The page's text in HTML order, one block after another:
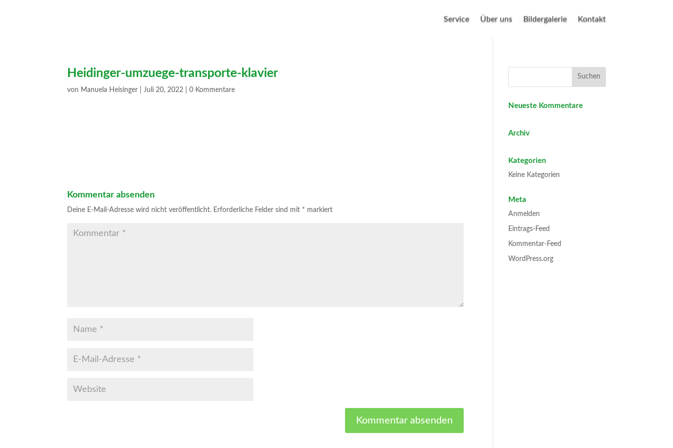
Service Über uns Bildergalerie Kontakt
Heidinger-umzuege-transporte-klavier
von Manuela Heisinger |Juli 20, 2022 |0 Kommentare
Kommentar absenden
Deine E-Mail-Adresse wird nicht veröffentlicht. Erforderliche Felder sind mit * markiert
Neueste Kommentare
Archiv
Kategorien
Keine Kategorien
Meta
Anmelden
Eintrags-Feed
Kommentar-Feed
WordPress.org